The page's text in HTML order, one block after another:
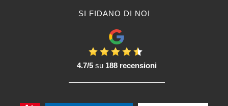
SI FIDANO DI NOI
4.7/5su 188 recensioni